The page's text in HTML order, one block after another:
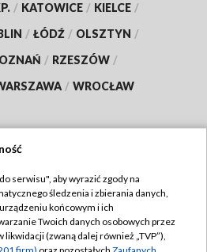
/ KATOWICE / KIELCE /
/ ŁÓDŹ / OLSZTYN /
/ RZESZÓW /
/ WROCŁAW
TVP
TVP
serwisu", aby wyrazić zgody na
śledzenia i zbierania danych,
końcowym i ich
Twoich danych osobowych przez
likwidacji (zwaną dalej również „TVP”),